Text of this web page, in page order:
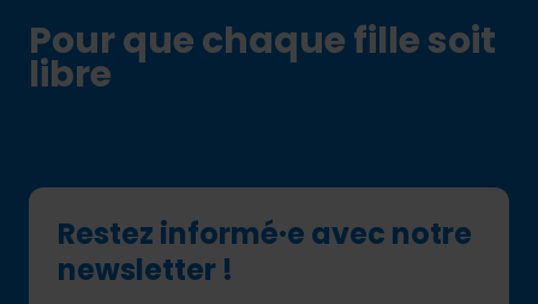
Pour que chaque fille soit
libre
Restez informé·e avec notre
newsletter !